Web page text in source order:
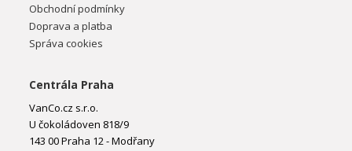
Obchodní podmínky
Doprava a platba
Správa cookies
Centrála Praha
VanCo.cz s.r.o.
U čokoládoven 818/9
143 00 Praha 12 - Modřany